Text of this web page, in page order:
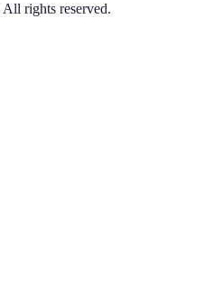
All rights reserved.